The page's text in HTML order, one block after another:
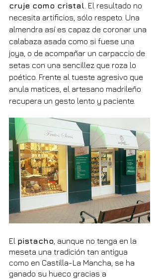
cruje como cristal
. El resultado no
necesita artificios, sólo respeto. Una
almendra así es capaz de coronar una
calabaza asada como si fuese una
joya, o de acompañar un carpaccio de
setas con una sencillez que roza lo
poético. Frente al tueste agresivo que
anula matices, el artesano madrileño
recupera un gesto lento y paciente.
El pistacho , aunque no tenga en la
meseta una tradición tan antigua
como en Castilla-La Mancha, se ha
ganado su hueco gracias a